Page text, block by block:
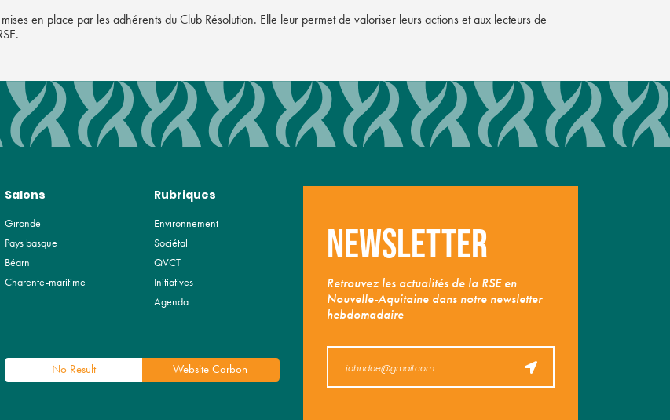
en place par les adhérents du Club Résolution. Elle leur permet de valoriser leurs actions et aux lecteurs de
Salons
Gironde
Pays basque
Béarn
Charente-maritime
Rubriques
Environnement
Sociétal
QVCT
Initiatives
Agenda
No Result Website Carbon
Newsletter
Retrouvez les actualités de la RSE en
Nouvelle-Aquitaine dans notre newsletter
hebdomadaire